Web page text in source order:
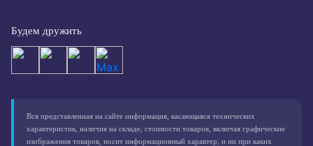
Будем дружить
Вся представленная на сайте информация, касающаяся технических
характеристик, наличия на складе, стоимости товаров, включая графические
изображения товаров, носит информационный характер, и ни при каких